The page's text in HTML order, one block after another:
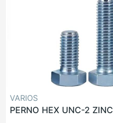
VARIOS